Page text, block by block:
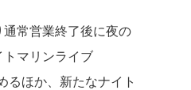
常営業終了後に夜の
マリンライブ
るほか、新たなナイト